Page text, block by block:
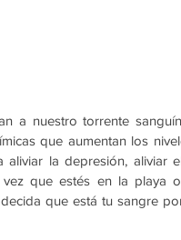
a nuestro torrente
que aumentan los
la depresión, aliviar
que estés en la playa
que está tu sangre